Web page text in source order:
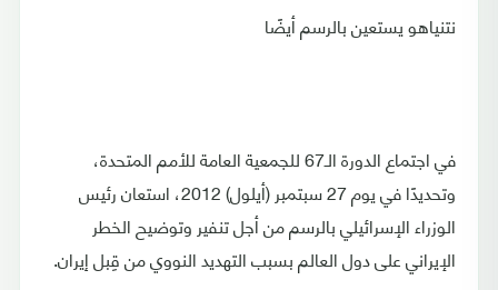
نتنياهو يستعين بالرسم أيضًا
في اجتماع الدورة الـ67 للجمعية العامة للأمم المتحدة،
وتحديدًا في يوم 27 سبتمبر (أيلول) 2012، استعان رئيس
الوزراء الإسرائيلي بالرسم من أجل تنفير وتوضيح الخطر
الإيراني على دول العالم بسبب التهديد النووي من قِبل إيران.